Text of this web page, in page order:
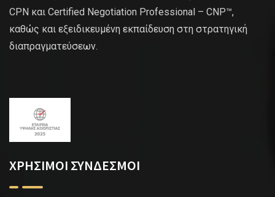
CPN και Certified Negotiation Professional – CNP™,
καθώς και εξειδικευμένη εκπαίδευση στη στρατηγική
διαπραγματεύσεων.
ΧΡΗΣΙΜΟΙ ΣΥΝΔΕΣΜΟΙ